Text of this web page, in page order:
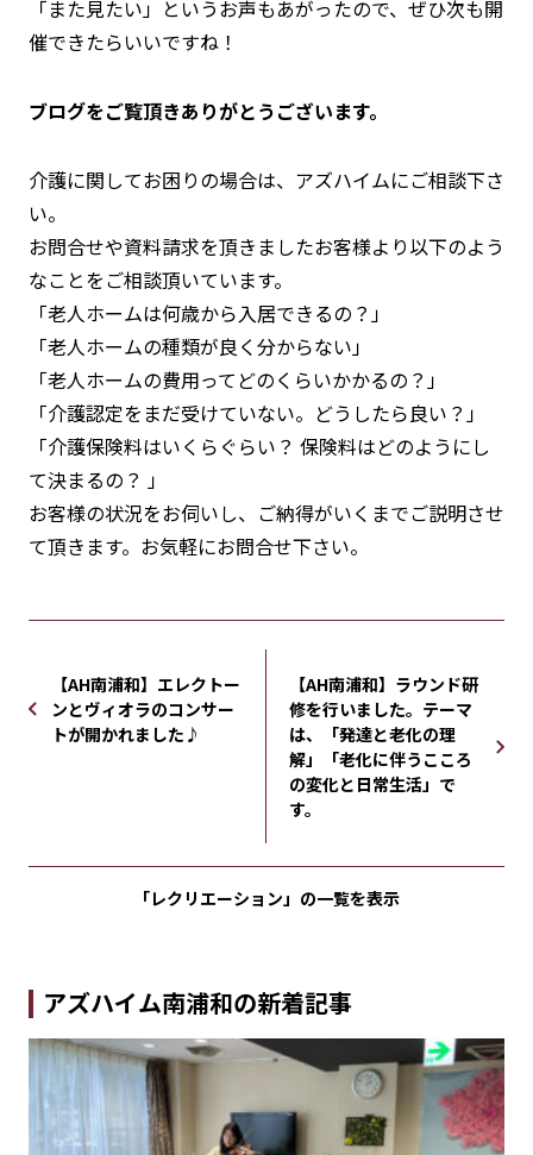
「また見たい」というお声もあがったので、ぜひ次も開
催できたらいいですね！
ブログをご覧頂きありがとうございます。
介護に関してお困りの場合は、アズハイムにご相談下さ
い。
お問合せや資料請求を頂きましたお客様より以下のよう
なことをご相談頂いています。
「老人ホームは何歳から入居できるの？」
「老人ホームの種類が良く分からない」
「老人ホームの費用ってどのくらいかかるの？」
「介護認定をまだ受けていない。どうしたら良い？」
「介護保険料はいくらぐらい？ 保険料はどのようにし
て決まるの？ 」
お客様の状況をお伺いし、ご納得がいくまでご説明させ
て頂きます。お気軽にお問合せ下さい。
【AH南浦和】エレクトー
ンとヴィオラのコンサー
トが開かれました♪
【AH南浦和】ラウンド研
修を行いました。テーマ
は、「発達と老化の理
解」「老化に伴うこころ
の変化と日常生活」で
す。
「レクリエーション」の一覧を表示
アズハイム南浦和の新着記事